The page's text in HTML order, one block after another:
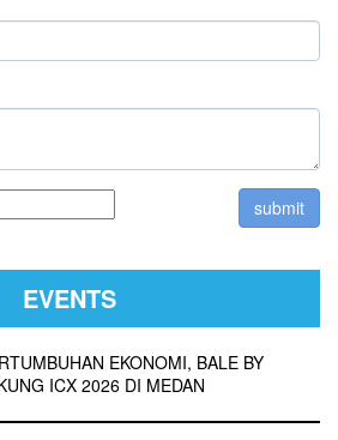
EVENTS
EKONOMI, BALE BY
ICX 2026 DI MEDAN